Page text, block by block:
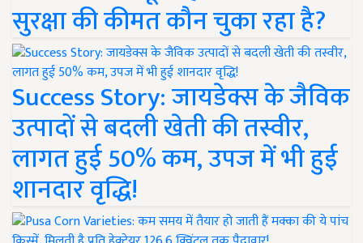
सुरक्षा की कीमत कौन चुका रहा है?
Success Story: जायडेक्स के जैविक
उत्पादों से बदली खेती की तस्वीर,
लागत हुई 50% कम, उपज में भी हुई
शानदार वृद्धि!